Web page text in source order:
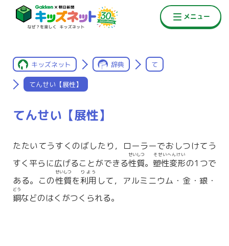
キッズネット 辞典 て
てんせい【展性】
てんせい【展性】
たたいてうすくのばしたり，ローラーでおしつけてう
すく平らに広げることができる性質
せいしつ
。 塑性変形
そせいへんけい
の1つで
ある。この性質
せいしつ
を利用
りよう
して，アルミニウム・金・銀・
銅
どう
などのはくがつくられる。